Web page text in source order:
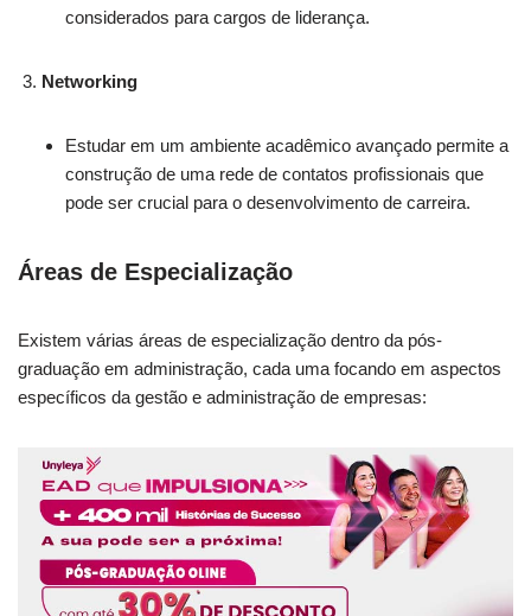
considerados para cargos de liderança.
Networking
Estudar em um ambiente acadêmico avançado permite a
construção de uma rede de contatos profissionais que
pode ser crucial para o desenvolvimento de carreira.
Áreas de Especialização
Existem várias áreas de especialização dentro da pós-
graduação em administração, cada uma focando em aspectos
específicos da gestão e administração de empresas: